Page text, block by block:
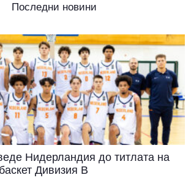
Последни новини
Нидерландия до титлата на
Дивизия B